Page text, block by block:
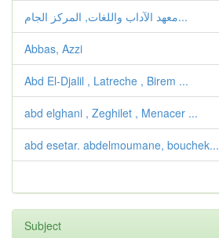
معهد الآداب واللغات, المركز الجام...
Abbas, Azzi
Abd El-Djalil , Latreche , Birem ...
abd elghani , Zeghilet , Menacer ...
abd esetar. abdelmoumane, bouchek...
Subject